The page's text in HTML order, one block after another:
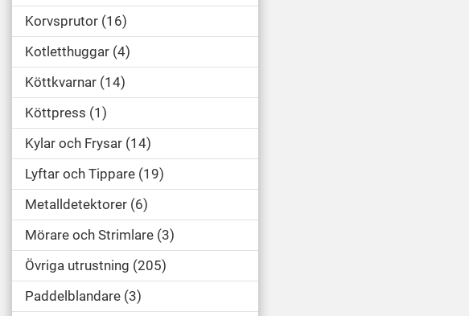
Korvsprutor 16
Kotletthuggar 4
Köttkvarnar 14
Köttpress 1
Kylar och Frysar 14
Lyftar och Tippare 19
Metalldetektorer 6
Mörare och Strimlare 3
Övriga utrustning 205
Paddelblandare 3